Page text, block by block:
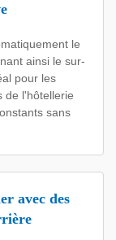
le
ainsi le sur-
pour les
de l'hôtellerie
sans
avec des